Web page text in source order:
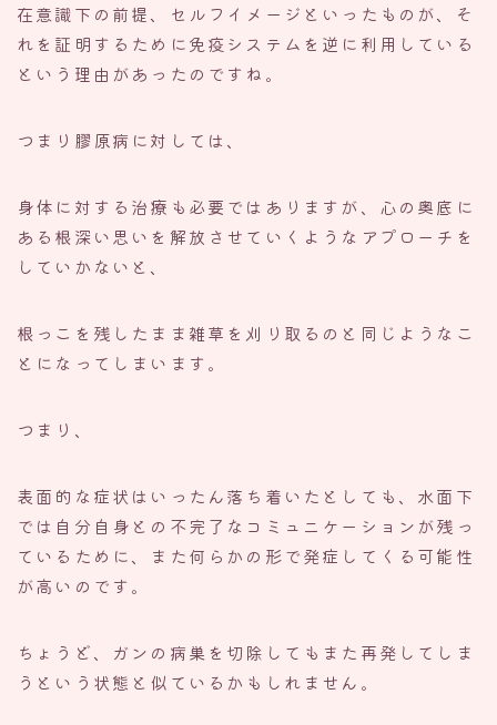
在意識下の前提、セルフイメージといったものが、そ
れを証明するために免疫システムを逆に利用している
という理由があったのですね。
つまり膠原病に対しては、
身体に対する治療も必要ではありますが、心の奥底に
ある根深い思いを解放させていくようなアプローチを
していかないと、
根っこを残したまま雑草を刈り取るのと同じようなこ
とになってしまいます。
つまり、
表面的な症状はいったん落ち着いたとしても、水面下
では自分自身との不完了なコミュニケーションが残っ
ているために、また何らかの形で発症してくる可能性
が高いのです。
ちょうど、ガンの病巣を切除してもまた再発してしま
うという状態と似ているかもしれません。